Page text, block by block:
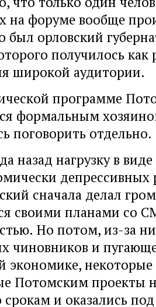
на форуме вообще
был орловский
получилось
широкой аудитории.
программе
формальным
поговорить отдельно.
назад нагрузку в
депрессивных
сначала делал
своими планами со
Но потом, из-за
чиновников и
экономике, некоторые
Потомским проекты
срокам и оказались